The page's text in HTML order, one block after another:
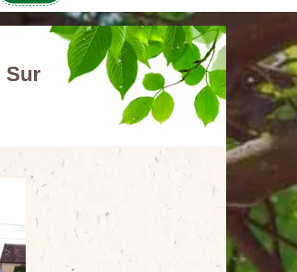
Sur